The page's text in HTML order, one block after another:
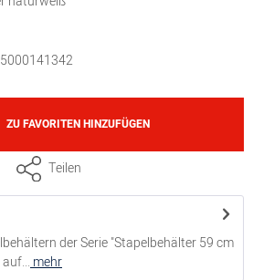
5000141342
ZU FAVORITEN HINZUFÜGEN
Teilen
der Serie "Stapelbehälter 59 cm
mehr